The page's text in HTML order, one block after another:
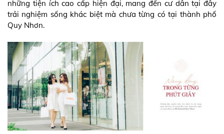
những tiện ích cao cấp hiện đại, mang đến cư dân tại đây
trải nghiệm sống khác biệt mà chưa từng có tại thành phố
Quy Nhơn.